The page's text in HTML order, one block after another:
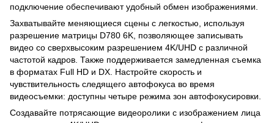
подключение обеспечивают удобный обмен изображениями.
Захватывайте меняющиеся сцены с легкостью, используя
разрешение матрицы D780 6K, позволяющее записывать
видео со сверхвысоким разрешением 4K/UHD с различной
частотой кадров. Также поддерживается замедленная съемка
в форматах Full HD и DX. Настройте скорость и
чувствительность следящего автофокуса во время
видеосъемки: доступны четыре режима зон автофокусировки.
Создавайте потрясающие видеоролики с изображением лица